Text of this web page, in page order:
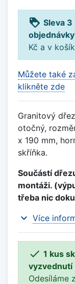
loyalty Sleva 3
Kč a v
Můžete také
klikněte zde
Granitový
otočný,
x 190 mm,
skříňka.
Součástí
montáži.
třeba nic
expand_more Více
 1 kus
vyzvednutí
Odesíláme